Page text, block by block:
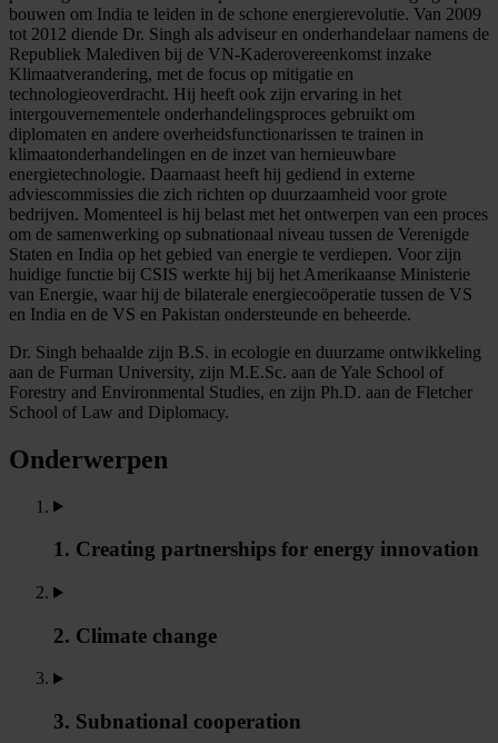
bouwen om India te leiden in de schone energierevolutie. Van 2009
tot 2012 diende Dr. Singh als adviseur en onderhandelaar namens de
Republiek Malediven bij de VN-Kaderovereenkomst inzake
Klimaatverandering, met de focus op mitigatie en
technologieoverdracht. Hij heeft ook zijn ervaring in het
intergouvernementele onderhandelingsproces gebruikt om
diplomaten en andere overheidsfunctionarissen te trainen in
klimaatonderhandelingen en de inzet van hernieuwbare
energietechnologie. Daarnaast heeft hij gediend in externe
adviescommissies die zich richten op duurzaamheid voor grote
bedrijven. Momenteel is hij belast met het ontwerpen van een proces
om de samenwerking op subnationaal niveau tussen de Verenigde
Staten en India op het gebied van energie te verdiepen. Voor zijn
huidige functie bij CSIS werkte hij bij het Amerikaanse Ministerie
van Energie, waar hij de bilaterale energiecoöperatie tussen de VS
en India en de VS en Pakistan ondersteunde en beheerde.
Dr. Singh behaalde zijn B.S. in ecologie en duurzame ontwikkeling
aan de Furman University, zijn M.E.Sc. aan de Yale School of
Forestry and Environmental Studies, en zijn Ph.D. aan de Fletcher
School of Law and Diplomacy.
Onderwerpen
1. Creating partnerships for energy innovation
2. Climate change
3. Subnational cooperation